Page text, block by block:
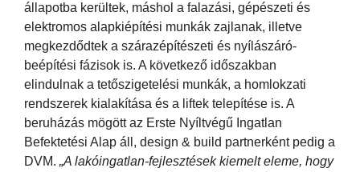
állapotba kerültek, máshol a falazási, gépészeti és
elektromos alapkiépítési munkák zajlanak, illetve
megkezdődtek a szárazépítészeti és nyílászáró-
beépítési fázisok is. A következő időszakban
elindulnak a tetőszigetelési munkák, a homlokzati
rendszerek kialakítása és a liftek telepítése is. A
beruházás mögött az Erste Nyíltvégű Ingatlan
Befektetési Alap áll, design & build partnerként pedig a
DVM. „A lakóingatlan-fejlesztések kiemelt eleme, hogy